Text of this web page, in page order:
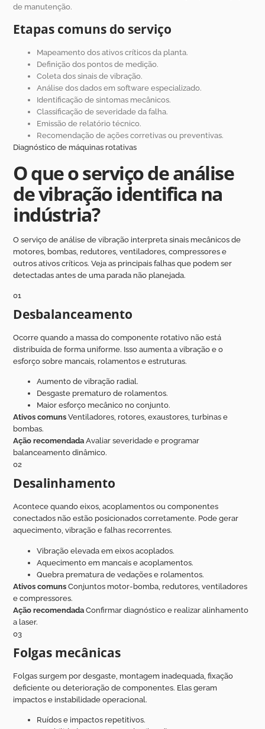
de manutenção.
Etapas comuns do serviço
Mapeamento dos ativos críticos da planta.
Definição dos pontos de medição.
Coleta dos sinais de vibração.
Análise dos dados em software especializado.
Identificação de sintomas mecânicos.
Classificação de severidade da falha.
Emissão de relatório técnico.
Recomendação de ações corretivas ou preventivas.
Diagnóstico de máquinas rotativas
O que o serviço de análise
de vibração identifica na
indústria?
O serviço de análise de vibração interpreta sinais mecânicos de
motores, bombas, redutores, ventiladores, compressores e
outros ativos críticos. Veja as principais falhas que podem ser
detectadas antes de uma parada não planejada.
01
Desbalanceamento
Ocorre quando a massa do componente rotativo não está
distribuída de forma uniforme. Isso aumenta a vibração e o
esforço sobre mancais, rolamentos e estruturas.
Aumento de vibração radial.
Desgaste prematuro de rolamentos.
Maior esforço mecânico no conjunto.
Ativos comuns Ventiladores, rotores, exaustores, turbinas e
bombas.
Ação recomendada Avaliar severidade e programar
balanceamento dinâmico.
02
Desalinhamento
Acontece quando eixos, acoplamentos ou componentes
conectados não estão posicionados corretamente. Pode gerar
aquecimento, vibração e falhas recorrentes.
Vibração elevada em eixos acoplados.
Aquecimento em mancais e acoplamentos.
Quebra prematura de vedações e rolamentos.
Ativos comuns Conjuntos motor-bomba, redutores, ventiladores
e compressores.
Ação recomendada Confirmar diagnóstico e realizar alinhamento
a laser.
03
Folgas mecânicas
Folgas surgem por desgaste, montagem inadequada, fixação
deficiente ou deterioração de componentes. Elas geram
impactos e instabilidade operacional.
Ruídos e impactos repetitivos.